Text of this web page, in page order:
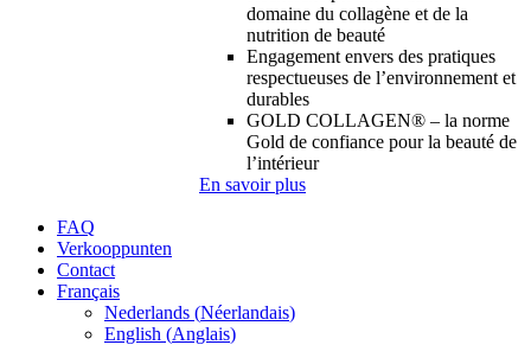
domaine du collagène et de la
nutrition de beauté
Engagement envers des pratiques
respectueuses de l’environnement et
durables
GOLD COLLAGEN® – la norme
Gold de confiance pour la beauté de
l’intérieur
En savoir plus
FAQ
Verkooppunten
Contact
Français
Nederlands (Néerlandais)
English (Anglais)